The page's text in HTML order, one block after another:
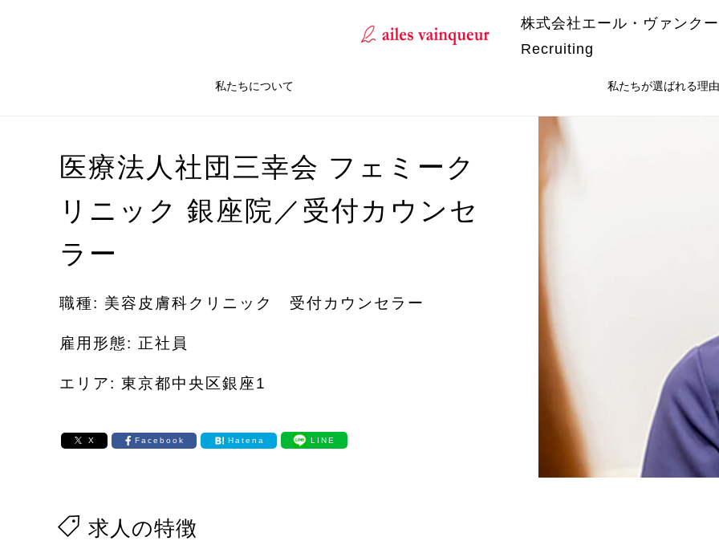
株式会社エール・ヴァンク
Recruiting
私たちについて 私たちが選ばれる理
医療法人社団三幸会 フェミーク
リニック 銀座院／受付カウンセ
ラー
職種: 美容皮膚科クリニック 受付カウンセラー
雇用形態: 正社員
エリア: 東京都中央区銀座1
X Facebook Hatena LINE
求人の特徴